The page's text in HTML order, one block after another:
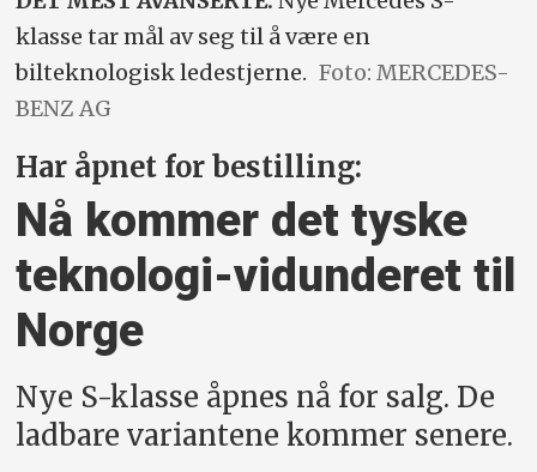
klasse tar mål av seg til å være en
bilteknologisk ledestjerne. Foto: MERCEDES-
BENZ AG
Har åpnet for bestilling:
Nå kommer det tyske
teknologi-vidunderet til
Norge
Nye S-klasse åpnes nå for salg. De
ladbare variantene kommer senere.